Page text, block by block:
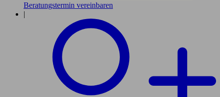
Beratungstermin vereinbaren
|